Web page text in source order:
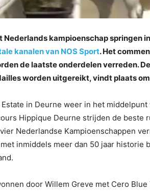
kampioenschap springen
kanalen van NOS Sport. Het
de laatste onderdelen verreden.
worden uitgereikt, vindt plaats om
in Deurne weer in het
Hippique Deurne strijden de beste
Nederlandse Kampioenschappen
inmiddels meer dan 50 jaar historie
door Willem Greve met Cero Blue